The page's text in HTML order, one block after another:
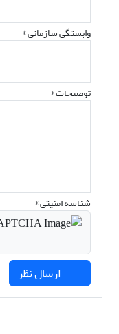
وابستگی سازمانی *
توضیحات *
شناسه امنیتی *